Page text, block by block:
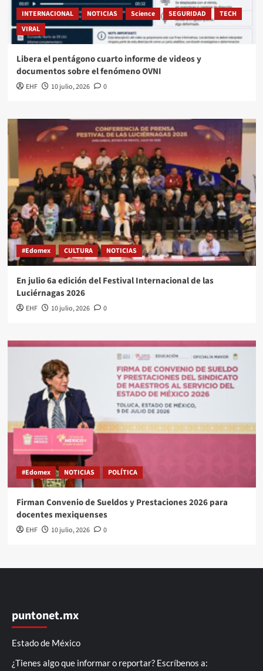
INTERNACIONAL NOTICIAS Science SEGURIDAD
TECH
VIRAL
Libera el pentágono cuarto informe de videos y
documentos sobre el fenómeno OVNI
EHF 10 julio, 2026 0
#Edomex CULTURA NOTICIAS
En julio 6a edición del Festival Internacional de las
Luciérnagas 2026
EHF 10 julio, 2026 0
#Edomex NOTICIAS POLÍTICA
Firman Convenio de Sueldos y Prestaciones 2026 para
docentes mexiquenses
EHF 10 julio, 2026 0
puntonet.mx
Estado de México
¿Tienes algo que informar o reportar? Escríbenos a: